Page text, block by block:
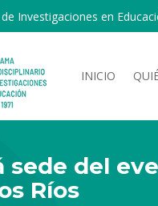
Investigaciones en
INICIO
sede del
Ríos